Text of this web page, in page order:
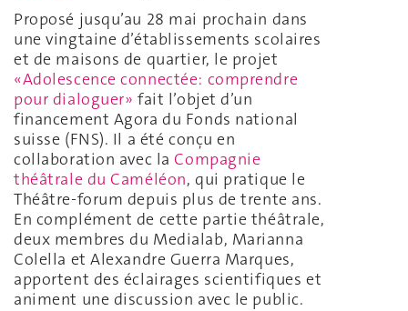
Proposé jusqu’au 28 mai prochain dans
une vingtaine d’établissements scolaires
et de maisons de quartier, le projet
«Adolescence connectée: comprendre
pour dialoguer» fait l’objet d’un
financement Agora du Fonds national
suisse (FNS). Il a été conçu en
collaboration avec la Compagnie
théâtrale du Caméléon, qui pratique le
Théâtre-forum depuis plus de trente ans.
En complément de cette partie théâtrale,
deux membres du Medialab, Marianna
Colella et Alexandre Guerra Marques,
apportent des éclairages scientifiques et
animent une discussion avec le public.